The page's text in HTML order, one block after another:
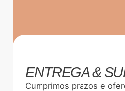
ENTREGA &
Cumprimos prazos e